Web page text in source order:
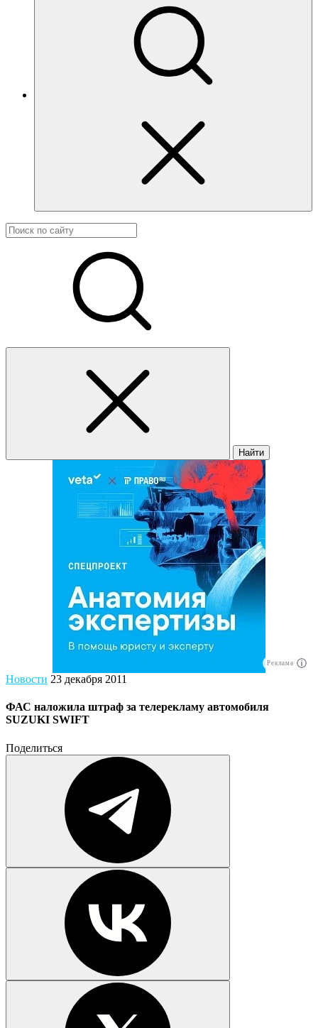
Найти
Реклама
Новости 23 декабря 2011
ФАС наложила штраф за телерекламу автомобиля
SUZUKI SWIFT
Поделиться